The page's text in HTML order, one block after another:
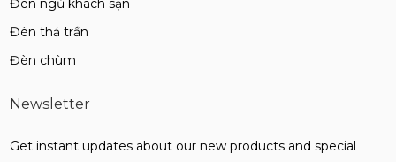
Đèn ngủ khách sạn
Đèn thả trần
Đèn chùm
Newsletter
Get instant updates about our new products and special